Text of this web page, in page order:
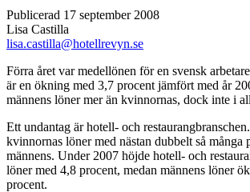
Publicerad 17 september 2008
Lisa Castilla
lisa.castilla@hotellrevyn.se
Förra året var medellönen för en svensk
är en ökning med 3,7 procent jämfört med år
männens löner mer än kvinnornas, dock inte i
Ett undantag är hotell- och
kvinnornas löner med nästan dubbelt så många
männens. Under 2007 höjde hotell- och
löner med 4,8 procent, medan männens löner
procent.